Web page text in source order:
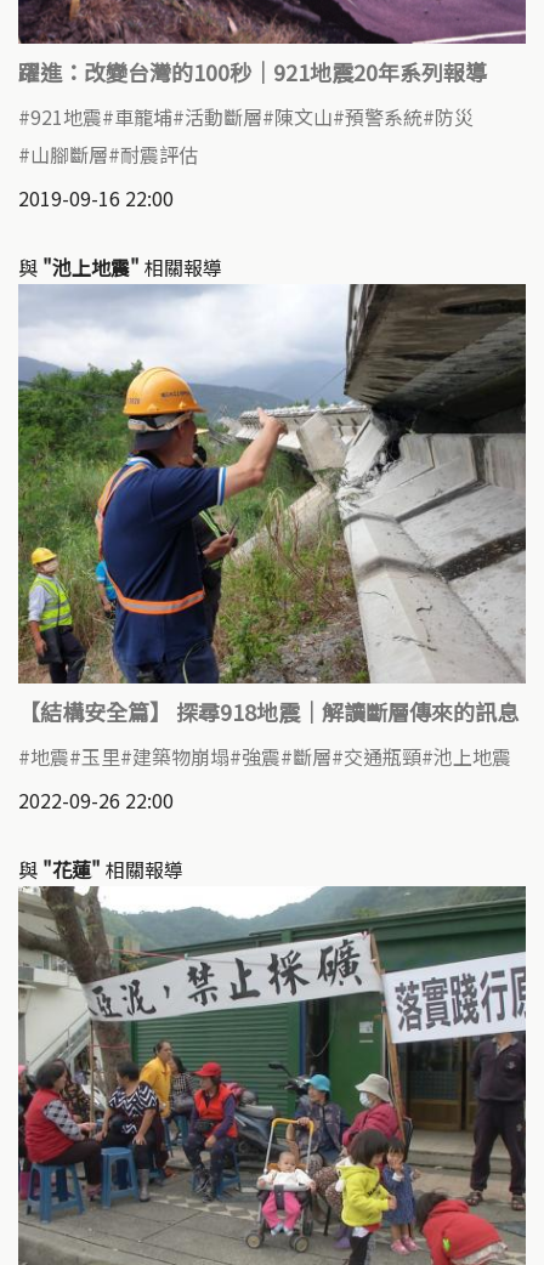
躍進：改變台灣的100秒｜921地震20年系列報導
921地震 車籠埔 活動斷層 陳文山 預警系統 防災
山腳斷層 耐震評估
2019-09-16 22:00
與 "池上地震" 相關報導
【結構安全篇】 探尋918地震｜解讀斷層傳來的訊息
地震 玉里 建築物崩塌 強震 斷層 交通瓶頸 池上地震
2022-09-26 22:00
與 "花蓮" 相關報導